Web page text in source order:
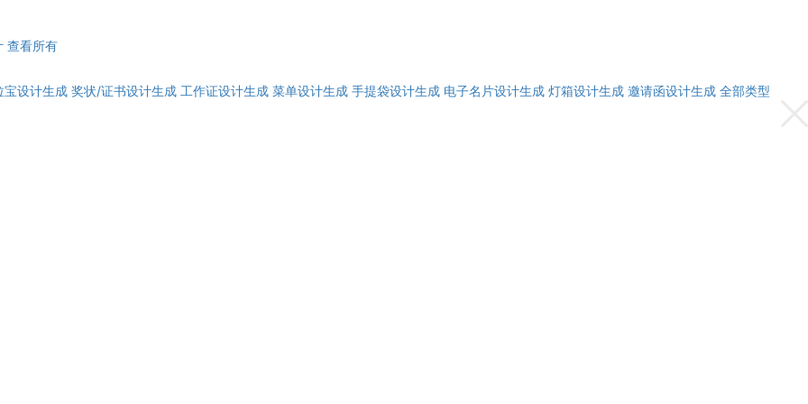
查看所有
宝设计生成 奖状/证书设计生成 工作证设计生成 菜单设计生成 手提袋设计生成 电子名片设计生成 灯箱设计生成 邀请函设计生成 全部类型